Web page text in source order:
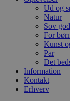
Ud og
Natur
Sov
For
Kunst
Par
Det
Information
Kontakt
Erhverv